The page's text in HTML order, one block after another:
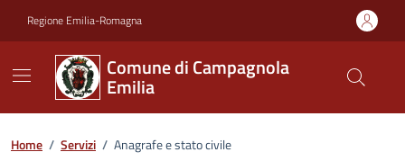
Regione Emilia-Romagna
Comune di Campagnola
Emilia
Home / Servizi / Anagrafe e stato civile